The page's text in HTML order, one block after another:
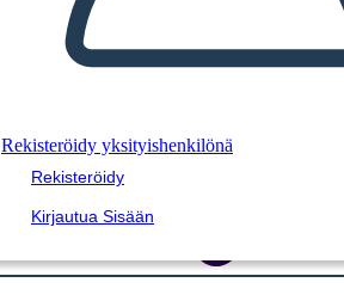
Rekisteröidy yksityishenkilönä
Rekisteröidy
Kirjautua Sisään